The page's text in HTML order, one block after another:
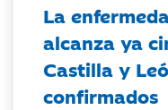
La
alcanza ya
Castilla y
confirmados